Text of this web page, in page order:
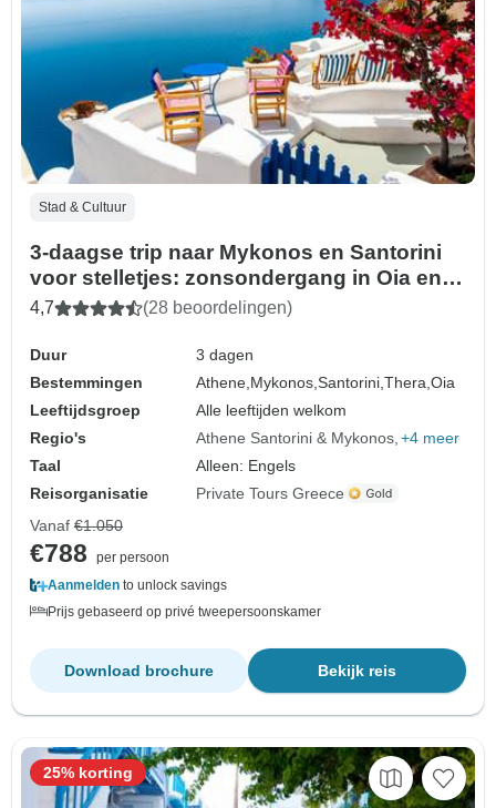
Stad & Cultuur
3-daagse trip naar Mykonos en Santorini
voor stelletjes: zonsondergang in Oia en
Little Venice
4,7 (28 beoordelingen)
Duur
3 dagen
Bestemmingen
Athene, Mykonos,Santorini,Thera,Oia
Leeftijdsgroep
Alle leeftijden welkom
Regio's
Athene Santorini & Mykonos +4 meer
Taal
Alleen: Engels
Reisorganisatie
Private Tours Greece
Vanaf €1.050
€788
per persoon
Aanmelden to unlock savings
Prijs gebaseerd op privé tweepersoonskamer
Bekijk reis
Download brochure
25% korting